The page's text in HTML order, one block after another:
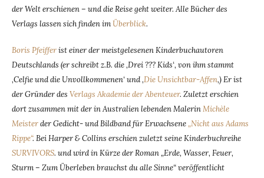
der Welt erschienen – und die Reise geht weiter. Alle Bücher des
Verlags lassen sich finden imÜberblick.
Boris Pfeifferist einer der meistgelesenen Kinderbuchautoren
Deutschlands (er schreibt z.B. die ‚Drei ??? Kids‘, von ihm stammt
‚Celfie und die Unvollkommenen‘ und ‚Die Unsichtbar-Affen‚) Er ist
der Gründer des Verlags Akademie der Abenteuer. Zuletzt erschien
dort zusammen mit der in Australien lebenden MalerinMichèle
Meisterder Gedicht- und Bildband für Erwachsene„Nicht aus Adams
Rippe“. Bei Harper & Collins erschien zuletzt seine Kinderbuchreihe
SURVIVORS. und wird in Kürze der Roman „Erde, Wasser, Feuer,
Sturm – Zum Überleben brauchst du alle Sinne“ veröffentlicht